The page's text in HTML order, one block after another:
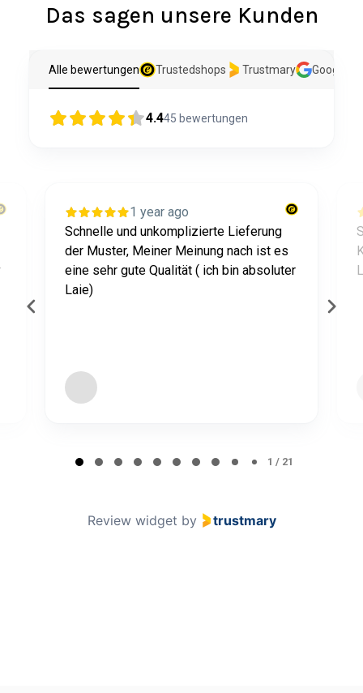
Das sagen unsere Kunden
Alle bewertungen Trustedshops Trustmary Google
4.445 bewertungen
1 year ago
Schnelle und unkomplizierte Lieferung
der Muster, Meiner Meinung nach ist es
eine sehr gute Qualität ( ich bin absoluter
Laie)
1 / 21
Review widget by trustmary